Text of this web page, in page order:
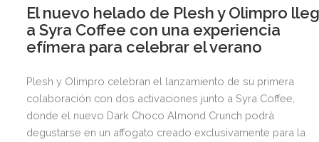
El nuevo helado de Plesh y Olimpro
a Syra Coffee con una experiencia
efímera para celebrar el verano
Plesh y Olimpro celebran el lanzamiento de su primera
colaboración con dos activaciones junto a Syra Coffee,
donde el nuevo Dark Choco Almond Crunch podrá
degustarse en un affogato creado exclusivamente para la